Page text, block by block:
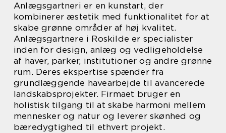
Anlægsgartneri er en kunstart, der
kombinerer æstetik med funktionalitet for at
skabe grønne områder af høj kvalitet.
Anlægsgartnere i Roskilde er specialister
inden for design, anlæg og vedligeholdelse
af haver, parker, institutioner og andre grønne
rum. Deres ekspertise spænder fra
grundlæggende havearbejde til avancerede
landskabsprojekter. Firmaet bruger en
holistisk tilgang til at skabe harmoni mellem
mennesker og natur og leverer skønhed og
bæredygtighed til ethvert projekt.